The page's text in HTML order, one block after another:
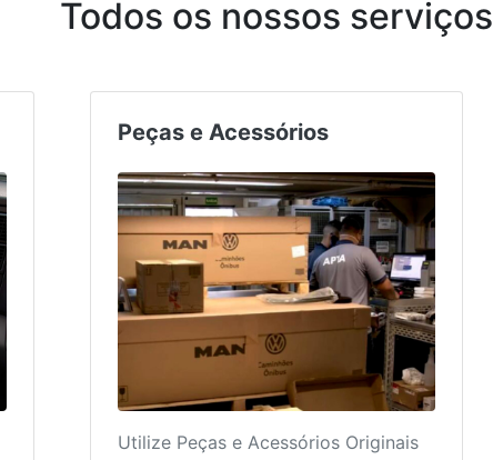
Todos os nossos serviços
Peças e Acessórios
Utilize Peças e Acessórios Originais